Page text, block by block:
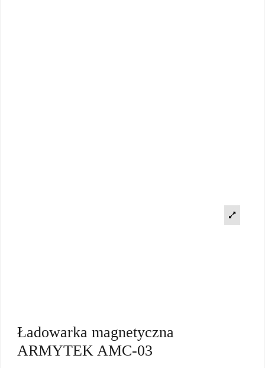
Ładowarka magnetyczna
ARMYTEK AMC-03